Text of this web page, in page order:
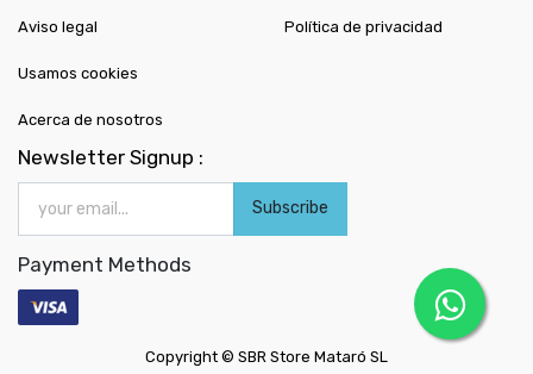
Aviso legal Política de privacidad
Usamos cookies
Acerca de nosotros
Newsletter Signup :
Subscribe
Payment Methods
Copyright © SBR Store Mataró SL